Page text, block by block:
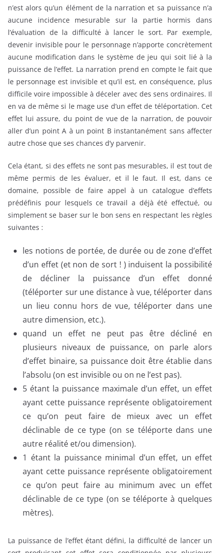
n’est alors qu’un élément de la narration et sa puissance n’a
aucune incidence mesurable sur la partie hormis dans
l’évaluation de la difficulté à lancer le sort. Par exemple,
devenir invisible pour le personnage n’apporte concrètement
aucune modification dans le système de jeu qui soit lié à la
puissance de l’effet. La narration prend en compte le fait que
le personnage est invisible et qu’il est, en conséquence, plus
difficile voire impossible à déceler avec des sens ordinaires. Il
en va de même si le mage use d’un effet de téléportation. Cet
effet lui assure, du point de vue de la narration, de pouvoir
aller d’un point A à un point B instantanément sans affecter
autre chose que ses chances d’y parvenir.
Cela étant, si des effets ne sont pas mesurables, il est tout de
même permis de les évaluer, et il le faut. Il est, dans ce
domaine, possible de faire appel à un catalogue d’effets
prédéfinis pour lesquels ce travail a déjà été effectué, ou
simplement se baser sur le bon sens en respectant les règles
suivantes :
les notions de portée, de durée ou de zone d’effet
d’un effet (et non de sort ! ) induisent la possibilité
de décliner la puissance d’un effet donné
(téléporter sur une distance à vue, téléporter dans
un lieu connu hors de vue, téléporter dans une
autre dimension, etc.).
quand un effet ne peut pas être décliné en
plusieurs niveaux de puissance, on parle alors
d’effet binaire, sa puissance doit être établie dans
l’absolu (on est invisible ou on ne l’est pas).
5 étant la puissance maximale d’un effet, un effet
ayant cette puissance représente obligatoirement
ce qu’on peut faire de mieux avec un effet
déclinable de ce type (on se téléporte dans une
autre réalité et/ou dimension).
1 étant la puissance minimal d’un effet, un effet
ayant cette puissance représente obligatoirement
ce qu’on peut faire au minimum avec un effet
déclinable de ce type (on se téléporte à quelques
mètres).
La puissance de l’effet étant défini, la difficulté de lancer un